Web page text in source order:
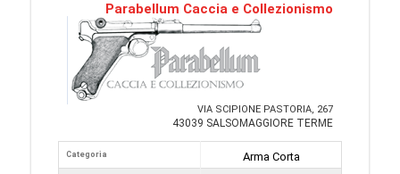
Parabellum Caccia e Collezionismo
VIA SCIPIONE PASTORIA, 267
43039 SALSOMAGGIORE TERME
Categoria
Arma Corta